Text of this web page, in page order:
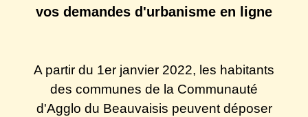
vos demandes d'urbanisme en ligne
A partir du 1er janvier 2022, les habitants
des communes de la Communauté
d'Agglo du Beauvaisis peuvent déposer